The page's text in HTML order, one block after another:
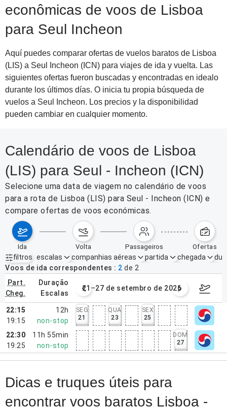
econômicas de voos de Lisboa
para Seul Incheon
Aquí puedes comparar ofertas de vuelos baratos de Lisboa
(LIS) a Seul Incheon (ICN) para viajes de ida y vuelta. Las
siguientes ofertas fueron buscadas y encontradas en idealo
durante los últimos días. O inicia tu propia búsqueda de
vuelos a Seul Incheon. Los precios y la disponibilidad
pueden cambiar en cualquier momento.
Calendário de voos de Lisboa
(LIS) para Seul - Incheon (ICN)
Selecione uma data de viagem no calendário de voos
para a rota de Lisboa (LIS) para Seul - Incheon (ICN) e
compare ofertas de voos económicas.
ida volta passageiros ofertas
filtros
Filtros ativos nenhum
escalas companhias aéreas partida chegada
Voos de ida correspondentes
2 de 2
part.
cheg.
duração
escalas
setembro de 2026 21–27 de setembro de 2026 28/09/
22:15
19:15
12h
non-stop
SEG
21
QUA
23
SEX
25
22:30
19:25
11h 55min
non-stop
DOM
27
Dicas e truques úteis para
encontrar voos baratos Lisboa -